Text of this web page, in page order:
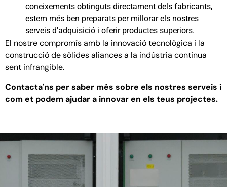
coneixements obtinguts directament dels fabricants,
estem més ben preparats per millorar els nostres
serveis d'adquisició i oferir productes superiors.
El nostre compromís amb la innovació tecnològica i la
construcció de sòlides aliances a la indústria continua
sent infrangible.
Contacta'ns per saber més sobre els nostres serveis i
com et podem ajudar a innovar en els teus projectes.